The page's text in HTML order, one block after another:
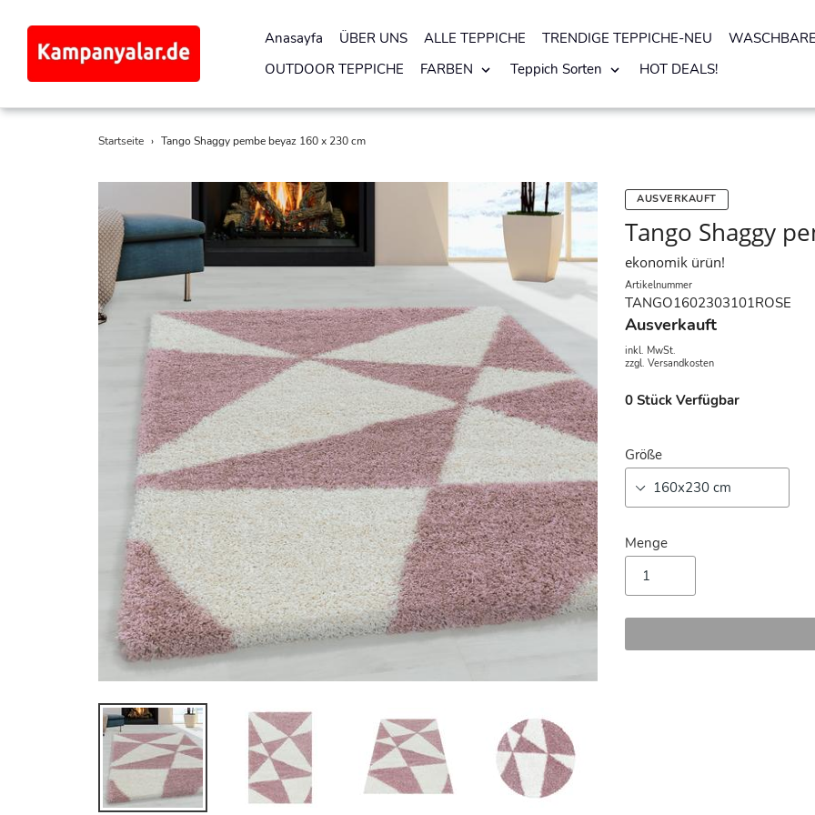
Anasayfa ÜBER UNS ALLE TEPPICHE TRENDIGE TEPPICHE-NEU
OUTDOOR TEPPICHE
FARBEN Teppich Sorten HOT DEALS!
Startseite › Tango Shaggy pembe beyaz 160 x 230 cm
AUSVERKAUFT
Tango Shaggy
ekonomik ürün!
Artikelnummer
TANGO1602303101ROSE
Ausverkauft
inkl. MwSt.
zzgl. Versandkosten
0 Stück Verfügbar
Größe
Menge